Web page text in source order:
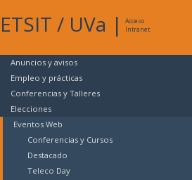
ETSIT / UVa |
Acceso
Intranet
Anuncios y avisos
Empleo y prácticas
Conferencias y Talleres
Elecciones
Eventos Web
Conferencias y Cursos
Destacado
Teleco Day